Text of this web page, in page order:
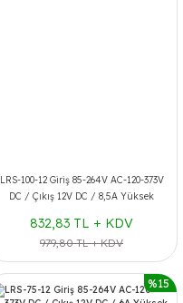
LRS-100-12 Giriş 85-264V AC-120-373V
DC / Çıkış 12V DC / 8,5A Yüksek
832,83 TL + KDV
979,80 TL + KDV
%15